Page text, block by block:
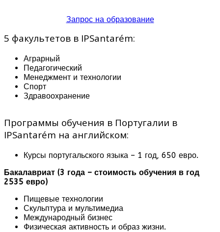
Запрос на образование
5 факультетов в IPSantarém:
Аграрный
Педагогический
Менеджмент и технологии
Спорт
Здравоохранение
Программы обучения в Португалии в
IPSantarém на английском:
Курсы португальского языка – 1 год, 650 евро.
Бакалавриат (3 года – стоимость обучения в год
2535 евро)
Пищевые технологии
Скульптура и мультимедиа
Международный бизнес
Физическая активность и образ жизни.